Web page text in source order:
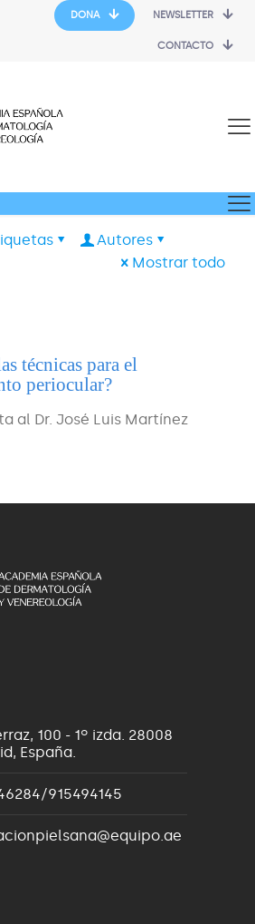
DONA NEWSLETTER
CONTACTO
Autores
Mostrar todo
técnicas para el
periocular?
al Dr. José Luis Martínez
100 - 1º izda. 28008
España.
915494145